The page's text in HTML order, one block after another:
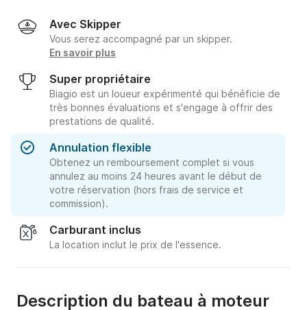
Avec Skipper
Vous serez accompagné par un skipper.
En savoir plus
Super propriétaire
Biagio est un loueur expérimenté qui bénéficie de
très bonnes évaluations et s'engage à offrir des
prestations de qualité.
Annulation flexible
Obtenez un remboursement complet si vous
annulez au moins 24 heures avant le début de
votre réservation (hors frais de service et
commission).
Carburant inclus
La location inclut le prix de l'essence.
Description du bateau à moteur